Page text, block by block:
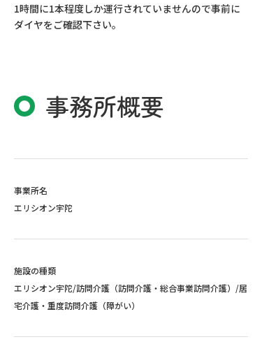
◎ご利用の開始
ご利用については、下記の連絡先までお
気軽にお問い合わせください。
「エリシオン宇陀」
〒633-2226
1時間に1本程度しか運行されていませんので事前に
ダイヤをご確認下さい。
事務所概要
事業所名
エリシオン宇陀
施設の種類
エリシオン宇陀/訪問介護（訪問介護・総合事業訪問介護）/居
宅介護・重度訪問介護（障がい）